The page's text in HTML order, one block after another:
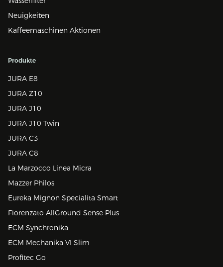
Neuigkeiten
Kaffeemaschinen Aktionen
Produkte
JURA E8
JURA Z10
JURA J10
JURA J10 Twin
JURA C3
JURA C8
La Marzocco Linea Micra
Mazzer Philos
Eureka Mignon Specialita Smart
Fiorenzato AllGround Sense Plus
ECM Synchronika
ECM Mechanika VI Slim
Profitec Go